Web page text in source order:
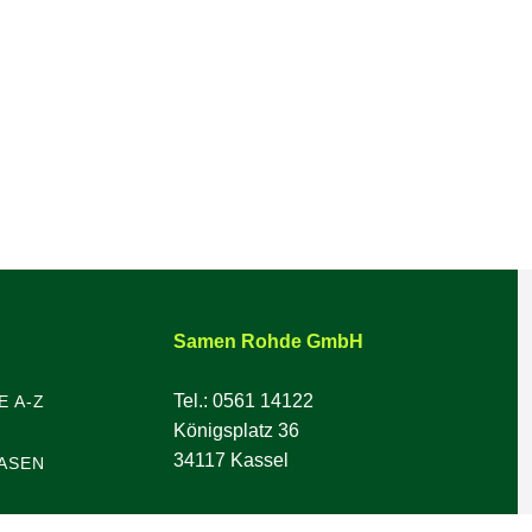
A-Z
Samen Rohde GmbH
Tel.: 0561 14122
Königsplatz 36
34117 Kassel